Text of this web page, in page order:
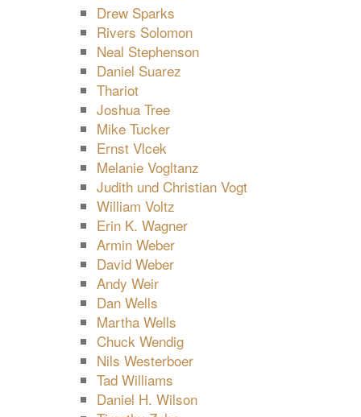
Drew Sparks
Rivers Solomon
Neal Stephenson
Daniel Suarez
Thariot
Joshua Tree
Mike Tucker
Ernst Vlcek
Melanie Vogltanz
Judith und Christian Vogt
William Voltz
Erin K. Wagner
Armin Weber
David Weber
Andy Weir
Dan Wells
Martha Wells
Chuck Wendig
Nils Westerboer
Tad Williams
Daniel H. Wilson